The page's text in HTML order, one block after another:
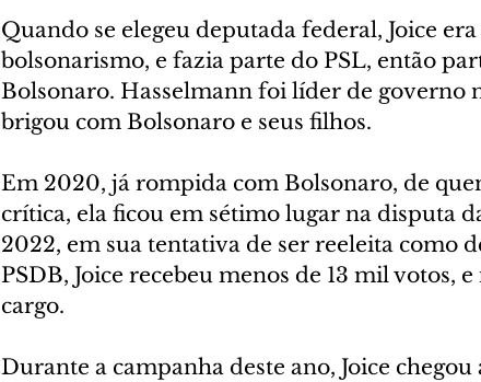
Quando se elegeu deputada federal, Joice
bolsonarismo, e fazia parte do PSL, então
Bolsonaro. Hasselmann foi líder de governo
brigou com Bolsonaro e seus filhos.
Em 2020, já rompida com Bolsonaro, de
crítica, ela ficou em sétimo lugar na disputa
2022, em sua tentativa de ser reeleita como
PSDB, Joice recebeu menos de 13 mil votos,
cargo.
Durante a campanha deste ano, Joice